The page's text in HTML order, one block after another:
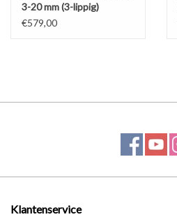
3-20 mm (3-lippig)
€579,00
Klantenservice